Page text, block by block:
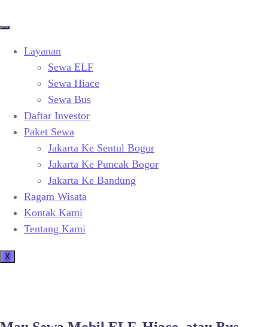
Layanan
Sewa ELF
Sewa Hiace
Sewa Bus
Daftar Investor
Paket Sewa
Jakarta Ke Sentul Bogor
Jakarta Ke Puncak Bogor
Jakarta Ke Bandung
Ragam Wisata
Kontak Kami
Tentang Kami
X